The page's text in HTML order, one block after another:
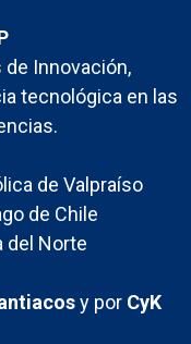
Innovación,
tecnológica en las
de Valpraíso
de Chile
del Norte
y por CyK